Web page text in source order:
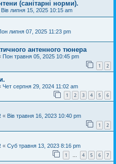
(санітарні норми).
Вів липня 15, 2025 10:15 am
липня 07, 2025 11:23 pm
антенного тюнера
Пон травня 05, 2025 10:45 pm
1 2
Чет серпня 29, 2024 11:02 am
1 2 3 4 5 6
« Вів травня 16, 2023 10:40 pm
1 2
« Суб травня 13, 2023 8:16 pm
1 … 4 5 6 7